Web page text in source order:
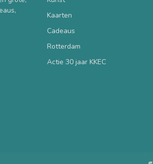
Kaarten
Cadeaus
Rotterdam
Actie 30 jaar KKEC